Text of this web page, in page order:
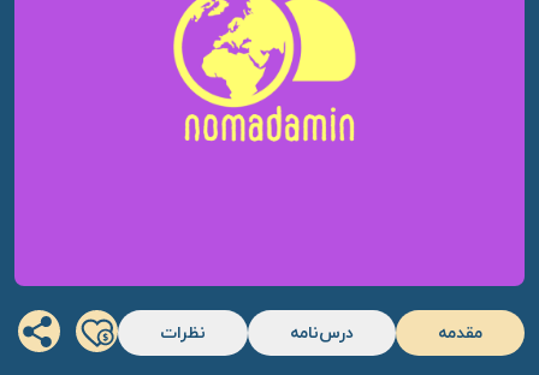
مقدمه درس‌نامه نظرات